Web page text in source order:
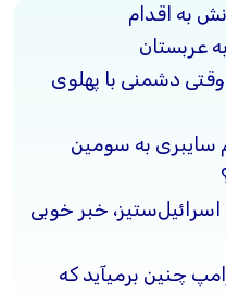
به اقدام
عربستان
وقتی دشمنی با پهلوی
سایبری به سومین
خبر خوبی
چنین برمیآید که